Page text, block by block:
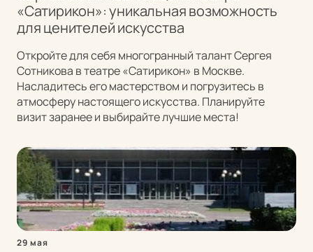
«Сатирикон»: уникальная возможность
для ценителей искусства
Откройте для себя многогранный талант Сергея
Сотникова в театре «Сатирикон» в Москве.
Насладитесь его мастерством и погрузитесь в
атмосферу настоящего искусства. Планируйте
визит заранее и выбирайте лучшие места!
29 мая